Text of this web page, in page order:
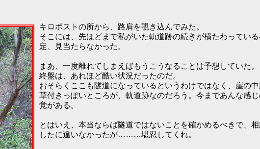
キロポストの所から、路肩を覗き込んでみた。
そこには、先ほどまで私がいた軌道跡の続きが横たわってい
定、見当たらなかった。
まあ、一度離れてしまえばもうこうなることは予想していた。
終盤は、あれほど酷い状況だったのだ。
おそらくここも隧道になっているというわけではなく、崖の
草付きっぽいところが、軌道跡なのだろう。今まであんな感
覚がある。
とはいえ、本当ならば隧道ではないことを確かめるべきで、
したに違いなかったが………堪忍してくれ。